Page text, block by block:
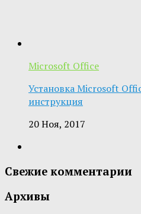
Microsoft Office
Установка Microsoft
инструкция
20 Ноя, 2017
Свежие комментарии
Архивы